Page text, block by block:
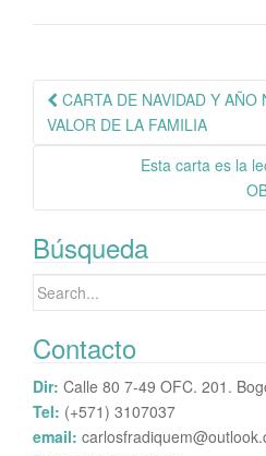
Navegación
de
publicación
CARTA DE NAVIDAD Y AÑO
VALOR DE LA FAMILIA
Esta carta es la
Búsqueda
Search
Contacto
Dir: Calle 80 7-49 OFC. 201.
Tel: (+571) 3107037
email: